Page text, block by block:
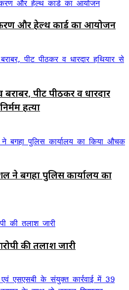
और हेल्थ कार्ड का आयोजन
पीट पीठकर व धारदार
हत्या
ने बगहा पुलिस कार्यालय का
की तलाश जारी